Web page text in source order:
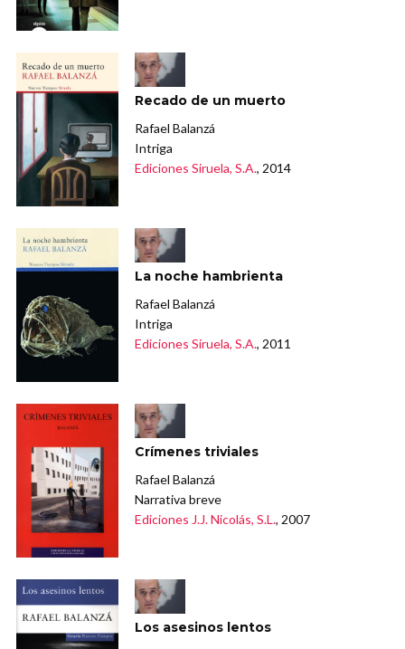
Recado de un muerto
Rafael Balanzá
Intriga
Ediciones Siruela, S.A., 2014
La noche hambrienta
Rafael Balanzá
Intriga
Ediciones Siruela, S.A., 2011
Crímenes triviales
Rafael Balanzá
Narrativa breve
Ediciones J.J. Nicolás, S.L., 2007
Los asesinos lentos